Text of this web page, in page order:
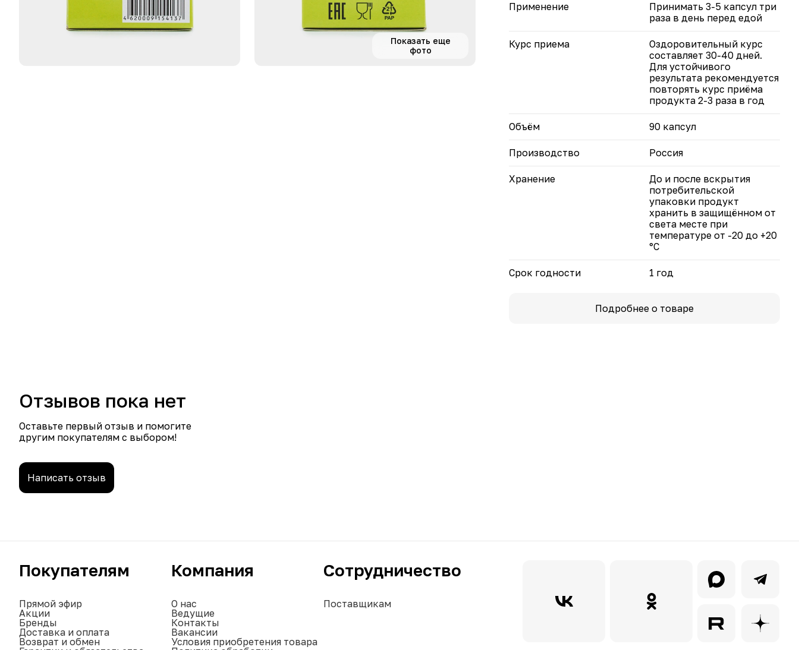
Показать еще
фото
Применение
Принимать 3-5 капсул три
раза в день перед едой
Курс приема
Оздоровительный курс
составляет 30-40 дней.
Для устойчивого
результата рекомендуется
повторять курс приёма
продукта 2-3 раза в год
Объём 90 капсул
Производство Россия
Хранение
До и после вскрытия
потребительской
упаковки продукт
хранить в защищённом от
света месте при
температуре от -20 до +20
°С
Срок годности 1 год
Подробнее о товаре
Отзывов пока нет
Оставьте первый отзыв и помогите
другим покупателям с выбором!
Написать отзыв
Покупателям
Прямой эфир
Акции
Бренды
Доставка и оплата
Возврат и обмен
Компания
О нас
Ведущие
Контакты
Вакансии
Условия приобретения товара
Сотрудничество
Поставщикам